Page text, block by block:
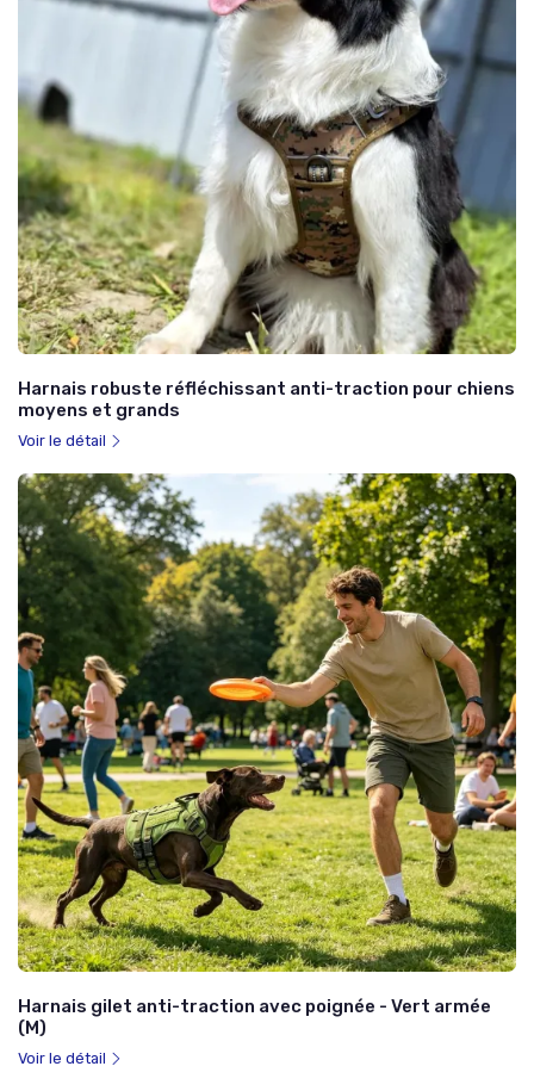
Harnais robuste réfléchissant anti-traction pour chiens
moyens et grands
Voir le détail
Harnais gilet anti-traction avec poignée - Vert armée
(M)
Voir le détail